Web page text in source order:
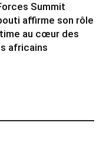
Summit
affirme son rôle
au cœur des
africains